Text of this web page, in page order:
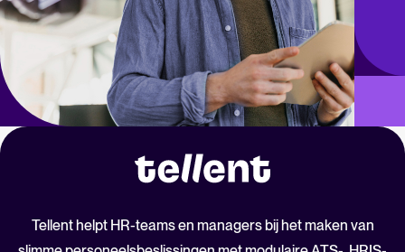
Tellent helpt HR-teams en managers bij het maken van